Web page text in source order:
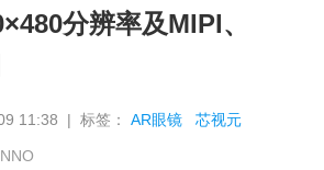
分辨率及MIPI、
11:38 | 标签：AR眼镜 芯视元